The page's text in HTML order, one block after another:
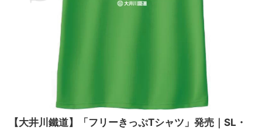
【大井川鐵道】「フリーきっぷTシャツ」発売｜SL・